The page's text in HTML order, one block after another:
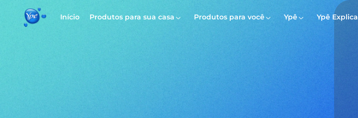
Início Produtos para sua casa Produtos para você Ypê Ypê Explica